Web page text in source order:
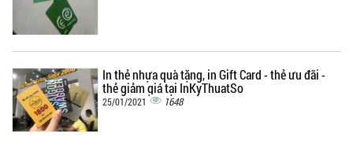
In thẻ nhựa quà tặng, in Gift Card - thẻ ưu đãi -
thẻ giảm giá tại InKyThuatSo
25/01/2021 1648